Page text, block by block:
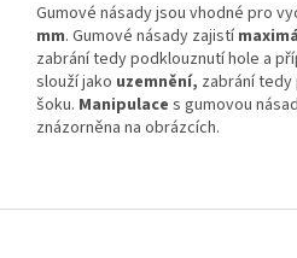
Gumové násady jsou vhodné pro
mm. Gumové násady zajistí
zabrání tedy podklouznutí hole a
slouží jako uzemnění, zabrání
šoku. Manipulace s gumovou
znázorněna na obrázcích.